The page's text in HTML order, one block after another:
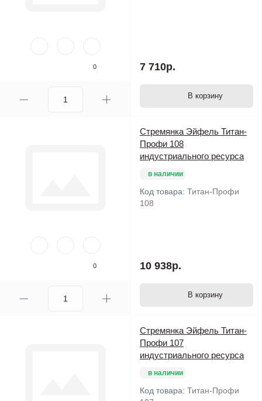
0 7 710р.
В корзину
0
Стремянка Эйфель Титан-
Профи 108
индустриального ресурса
в наличии
Код товара: Титан-Профи
108
10 938р.
В корзину
Стремянка Эйфель Титан-
Профи 107
индустриального ресурса
в наличии
Код товара: Титан-Профи